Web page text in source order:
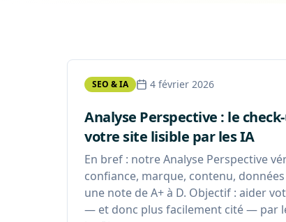
SEO & IA 4 février 2026
Analyse Perspective : le
votre site lisible par les IA
En bref : notre Analyse Perspective
confiance, marque, contenu,
une note de A+ à D. Objectif : aider
— et donc plus facilement cité — par